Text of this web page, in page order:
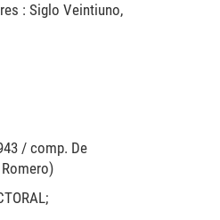
: Siglo Veintiuno,
/ comp. De